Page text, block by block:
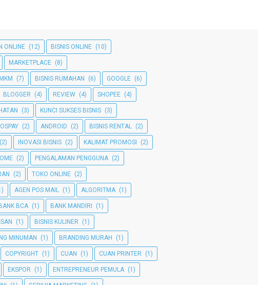
ONLINE (12) BISNIS ONLINE (10)
MARKETPLACE (8)
(7) BISNIS RUMAHAN (6) GOOGLE (6)
BLOGGER (4) REVIEW (4) SHOPEE (4)
(3) KUNCI SUKSES BISNIS (3)
(2) ANDROID (2) BISNIS RENTAL (2)
(2) INOVASI BISNIS (2) KALIMAT PROMOSI (2)
(2) PENGALAMAN PENGGUNA (2)
(2) TOKO ONLINE (2)
AGEN POS MAIL (1) ALGORITMA (1)
BANK BCA (1) BANK MANDIRI (1)
(1) BISNIS KULINER (1)
MINUMAN (1) BRANDING MURAH (1)
COPYRIGHT (1) CUAN (1) CUAN PRINTER (1)
EKSPOR (1) ENTREPRENEUR PEMULA (1)